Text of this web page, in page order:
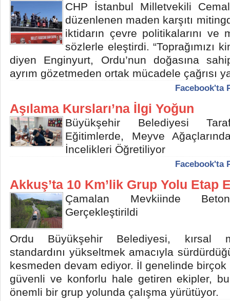
CHP İstanbul Milletvekili
düzenlenen maden karşıtı
iktidarın çevre politikalarını ve
sözlerle eleştirdi. “Toprağımızı
diyen Enginyurt, Ordu’nun doğasına
ayrım gözetmeden ortak mücadele çağrısı
Facebook'ta
Aşılama Kursları’na İlgi Yoğun
Büyükşehir Belediyesi
Eğitimlerde, Meyve
İncelikleri Öğretiliyor
Facebook'ta
Akkuş’ta 10 Km’lik Grup Yolu Etap
Çamalan Mevkiinde
Gerçekleştirildi
Ordu Büyükşehir Belediyesi, kırsal
standardını yükseltmek amacıyla
kesmeden devam ediyor. İl genelinde birçok
güvenli ve konforlu hale getiren ekipler,
önemli bir grup yolunda çalışma yürütüyor.